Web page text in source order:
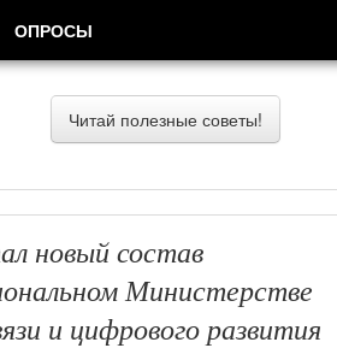
Читай полезные советы!
новый состав
Министерстве
и цифрового развития
ОПРОСЫ